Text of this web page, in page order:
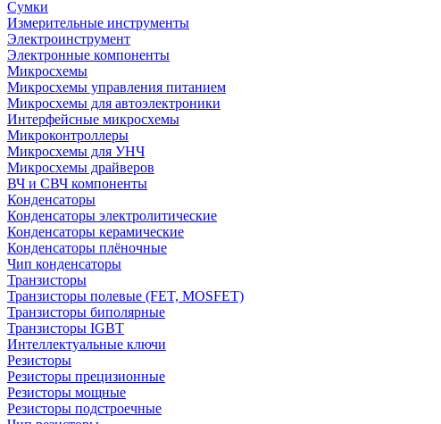
Сумки
Измерительные инструменты
Электроинструмент
Электронные компоненты
Микросхемы
Микросхемы управления питанием
Микросхемы для автоэлектроники
Интерфейсные микросхемы
Микроконтроллеры
Микросхемы для УНЧ
Микросхемы драйверов
ВЧ и СВЧ компоненты
Конденсаторы
Конденсаторы электролитические
Конденсаторы керамические
Конденсаторы плёночные
Чип конденсаторы
Транзисторы
Транзисторы полевые (FET, MOSFET)
Транзисторы биполярные
Транзисторы IGBT
Интеллектуальные ключи
Резисторы
Резисторы прецизионные
Резисторы мощные
Резисторы подстроечные